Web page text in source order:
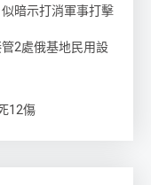
暗示打消軍事打擊
2處俄基地民用設
12傷